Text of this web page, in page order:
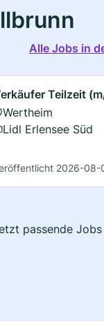
Alle Jobs in
Teilzeit
Wertheim
Lidl Erlensee Süd
2026-08-
passende